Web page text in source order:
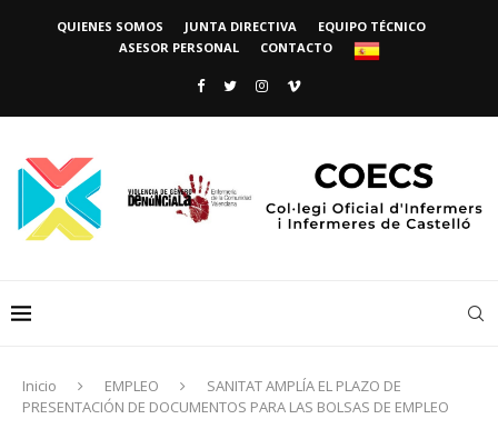
QUIENES SOMOS JUNTA DIRECTIVA
EQUIPO TÉCNICO
ASESOR PERSONAL
CONTACTO
Inicio EMPLEO
SANITAT AMPLÍA EL PLAZO DE
PRESENTACIÓN DE DOCUMENTOS PARA LAS BOLSAS DE EMPLEO